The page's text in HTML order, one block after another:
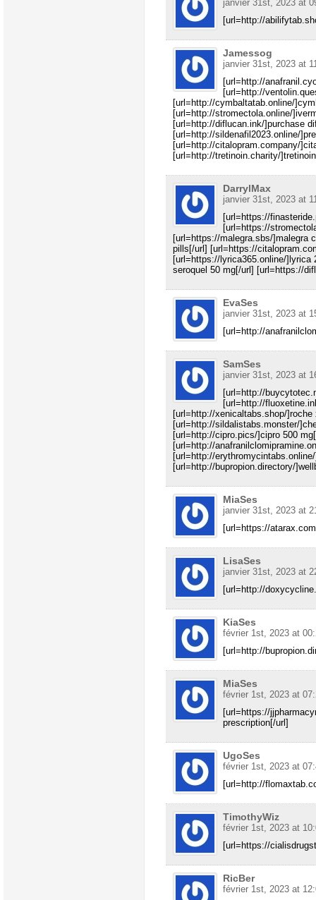
janvier 31st, 2023 at
[url=http://
Jamessog
janvier 31st, 2023 at
[url=http://
[url=http://
[url=http://cymbaltatab.online/
[url=http://stromectola.online/
[url=http://diflucan.ink/]purchase
[url=http://sildenafil2023.online/
[url=http://citalopram.company/
[url=http://tretinoin.charity/
DarrylMax
janvier 31st, 2023 at
[url=https://
[url=https://
[url=https://malegra.sbs/]malegra
pills[/url] [url=https://
[url=https://lyrica365.online/
seroquel 50 mg[/url] [url=https://
EvaSes
janvier 31st, 2023 at
[url=http://
SamSes
janvier 31st, 2023 at
[url=http://
[url=http://
[url=http://xenicaltabs.shop/
[url=http://sildalistabs.monster/
[url=http://cipro.pics/]cipro 500
[url=http://
[url=http://
[url=http://bupropion.directory/
MiaSes
janvier 31st, 2023 at
[url=https://
LisaSes
janvier 31st, 2023 at
[url=http://
KiaSes
février 1st, 2023 at
[url=http://
MiaSes
février 1st, 2023 at
[url=https://
prescription[/url]
UgoSes
février 1st, 2023 at
[url=http://
TimothyWiz
février 1st, 2023 at
[url=https://
RicBer
février 1st, 2023 at